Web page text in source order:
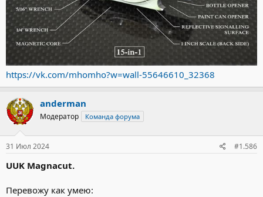
https://vk.com/mhomho?w=wall-55646610_32368
anderman
Модератор Команда форума
31 Июл 2024 #1.586
UUK Magnacut.
Перевожу как умею: